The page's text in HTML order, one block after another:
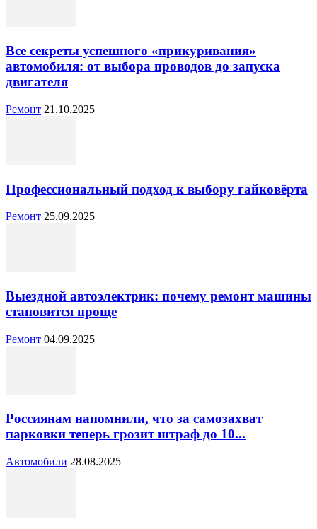
Все секреты успешного «прикуривания»
автомобиля: от выбора проводов до запуска
двигателя
Ремонт 21.10.2025
Профессиональный подход к выбору гайковёрта
Ремонт 25.09.2025
Выездной автоэлектрик: почему ремонт машины
становится проще
Ремонт 04.09.2025
Россиянам напомнили, что за самозахват
парковки теперь грозит штраф до 10...
Автомобили 28.08.2025